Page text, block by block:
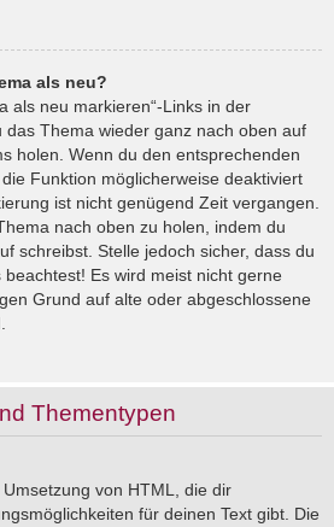
als neu?
als neu markieren“-Links in der
das Thema wieder ganz nach oben auf
holen. Wenn du den entsprechenden
Funktion möglicherweise deaktiviert
ist nicht genügend Zeit vergangen.
nach oben zu holen, indem du
schreibst. Stelle jedoch sicher, dass du
Es wird meist nicht gerne
Grund auf alte oder abgeschlossene
Thementypen
von HTML, die dir
für deinen Text gibt. Die